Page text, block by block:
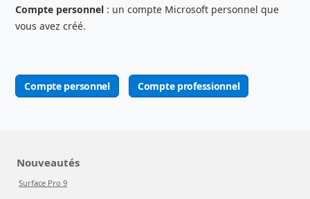
Compte personnel : un compte Microsoft personnel que
vous avez créé.
Compte personnel Compte professionnel
Nouveautés
Surface Pro 9